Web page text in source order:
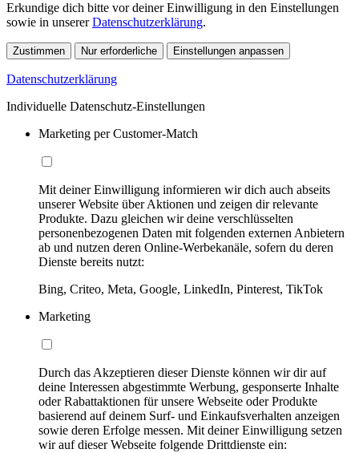
Erkundige dich bitte vor deiner Einwilligung in den Einstellungen
sowie in unsererDatenschutzerklärung.
Zustimmen Nur erforderliche Einstellungen anpassen
Datenschutzerklärung
Individuelle Datenschutz-Einstellungen
Marketing per Customer-Match
Mit deiner Einwilligung informieren wir dich auch abseits
unserer Website über Aktionen und zeigen dir relevante
Produkte. Dazu gleichen wir deine verschlüsselten
personenbezogenen Daten mit folgenden externen Anbietern
ab und nutzen deren Online-Werbekanäle, sofern du deren
Dienste bereits nutzt:
Bing, Criteo, Meta, Google, LinkedIn, Pinterest, TikTok
Marketing
Durch das Akzeptieren dieser Dienste können wir dir auf
deine Interessen abgestimmte Werbung, gesponserte Inhalte
oder Rabattaktionen für unsere Webseite oder Produkte
basierend auf deinem Surf- und Einkaufsverhalten anzeigen
sowie deren Erfolge messen. Mit deiner Einwilligung setzen
wir auf dieser Webseite folgende Drittdienste ein: